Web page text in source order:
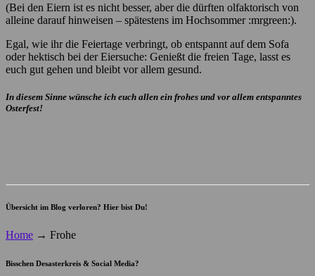
(Bei den Eiern ist es nicht besser, aber die dürften olfaktorisch von
alleine darauf hinweisen – spätestens im Hochsommer :mrgreen:).
Egal, wie ihr die Feiertage verbringt, ob entspannt auf dem Sofa
oder hektisch bei der Eiersuche: Genießt die freien Tage, lasst es
euch gut gehen und bleibt vor allem gesund.
In diesem Sinne wünsche ich euch allen ein frohes und vor allem entspanntes
Osterfest!
Übersicht im Blog verloren? Hier bist Du!
Home → Frohe
Bisschen Desasterkreis & Social Media?